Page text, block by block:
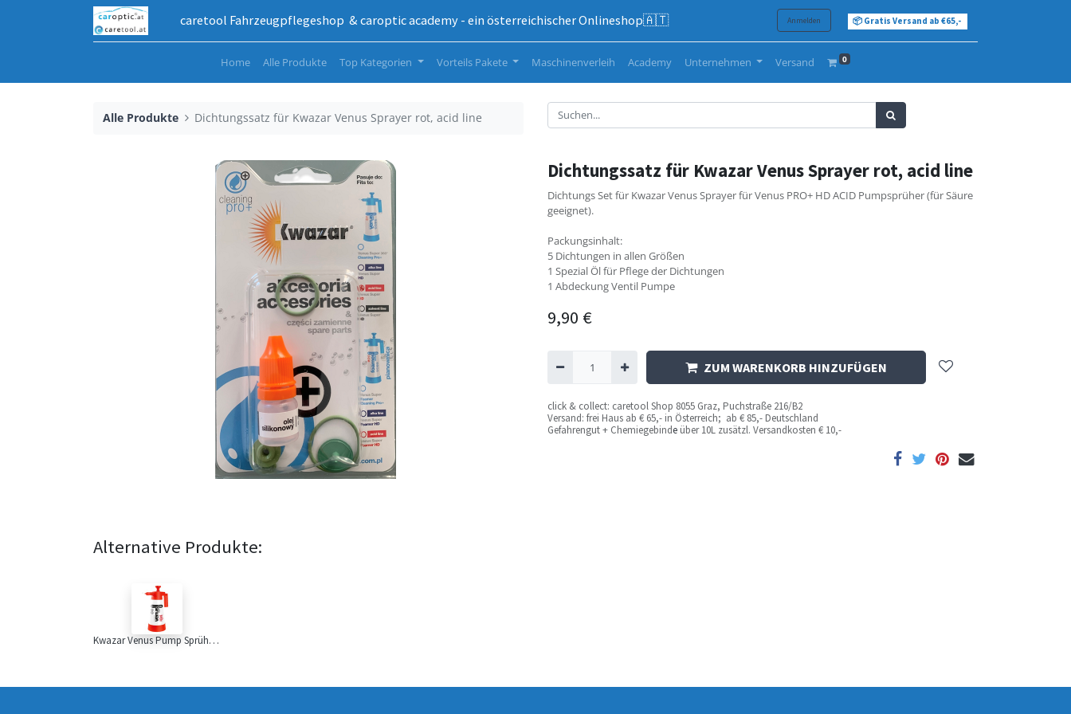
caretool Fahrzeugpflegeshop & caroptic academy - ein österreichischer Onlineshop🇦🇹 Anmelden 📦 Gratis Versand ab €65,-
Home Alle Produkte Top Kategorien Vorteils Pakete Maschinenverleih Academy Unternehmen Versand 0
Alle Produkte Dichtungssatz für Kwazar Venus Sprayer rot, acid line
Dichtungssatz für Kwazar Venus Sprayer rot, acid line
Dichtungs Set für Kwazar Venus Sprayer für Venus PRO+ HD ACID Pumpsprüher (für Säure
geeignet).
Packungsinhalt:
5 Dichtungen in allen Größen
1 Spezial Öl für Pflege der Dichtungen
1 Abdeckung Ventil Pumpe
9,90 €
ZUM WARENKORB HINZUFÜGEN
click & collect: caretool Shop 8055 Graz, Puchstraße 216/B2
Versand: frei Haus ab € 65,- in Österreich; ab € 85,- Deutschland
Gefahrengut + Chemiegebinde über 10L zusätzl. Versandkosten € 10,-
Alternative Produkte:
Kwazar Venus Pump Sprüher, 1,2L,